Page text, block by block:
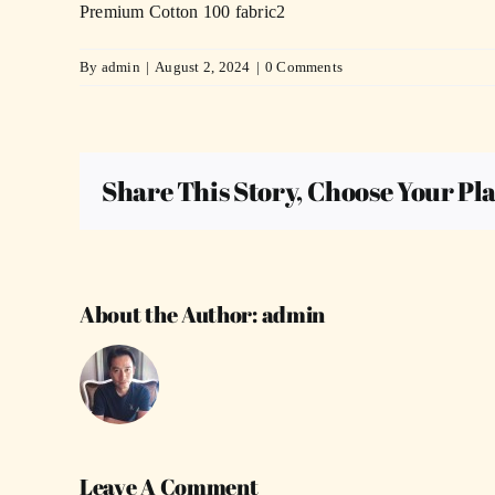
Premium Cotton 100 fabric2
By admin | August 2, 2024 | 0 Comments
Share This Story, Choose Your
About the Author:admin
Leave A Comment